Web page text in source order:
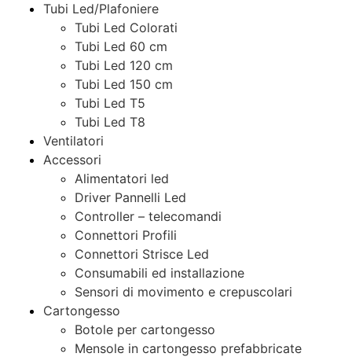
Tubi Led/Plafoniere
Tubi Led Colorati
Tubi Led 60 cm
Tubi Led 120 cm
Tubi Led 150 cm
Tubi Led T5
Tubi Led T8
Ventilatori
Accessori
Alimentatori led
Driver Pannelli Led
Controller – telecomandi
Connettori Profili
Connettori Strisce Led
Consumabili ed installazione
Sensori di movimento e crepuscolari
Cartongesso
Botole per cartongesso
Mensole in cartongesso prefabbricate